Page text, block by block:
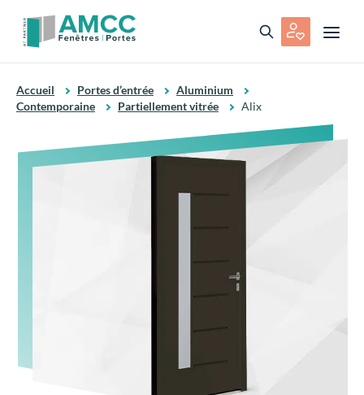
Accueil Portes d’entrée
Aluminium
Contemporaine
Partiellement vitrée Alix